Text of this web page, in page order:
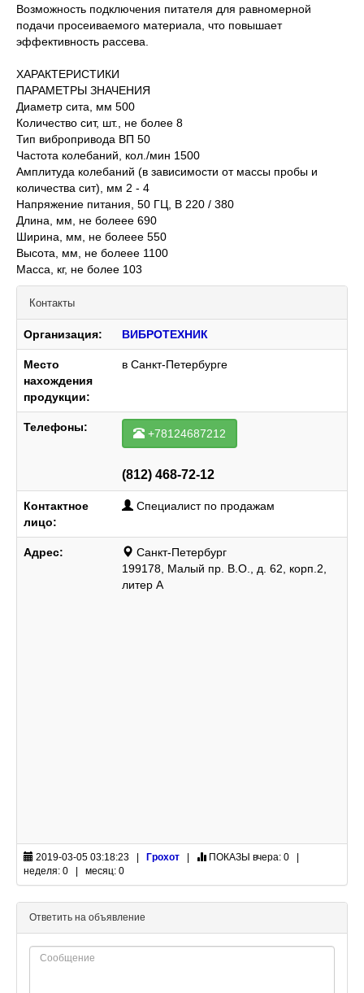
Возможность подключения питателя для равномерной
подачи просеиваемого материала, что повышает
эффективность рассева.
ХАРАКТЕРИСТИКИ
ПАРАМЕТРЫ ЗНАЧЕНИЯ
Диаметр сита, мм 500
Количество сит, шт., не более 8
Тип вибропривода ВП 50
Частота колебаний, кол./мин 1500
Амплитуда колебаний (в зависимости от массы пробы и
количества сит), мм 2 - 4
Напряжение питания, 50 ГЦ, В 220 / 380
Длина, мм, не болеее 690
Ширина, мм, не болеее 550
Высота, мм, не болеее 1100
Масса, кг, не более 103
Контакты
Организация: ВИБРОТЕХНИК
Место
нахождения
продукции:
в Санкт-Петербурге
Телефоны: +78124687212
(812) 468-72-12
Контактное
лицо:
Специалист по продажам
Адрес:
Санкт-Петербург
199178, Малый пр. В.О., д. 62, корп.2,
литер А
2019-03-05 03:18:23 | Грохот ПОКАЗЫ вчера: 0 |
неделя: 0 | месяц: 0
Ответить на объявление